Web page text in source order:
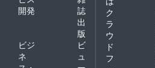
開発
誌
出
版
ビジ
ネ
ビ
ュ
ク
ラ
ウ
ド
フ